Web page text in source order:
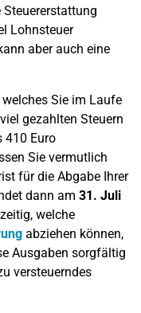
Lohnsteuer
aber auch eine
Sie im Laufe
gezahlten Steuern
410 Euro
Sie vermutlich
für die Abgabe Ihrer
dann am 31. Juli
welche
abziehen können,
Ausgaben sorgfältig
versteuerndes